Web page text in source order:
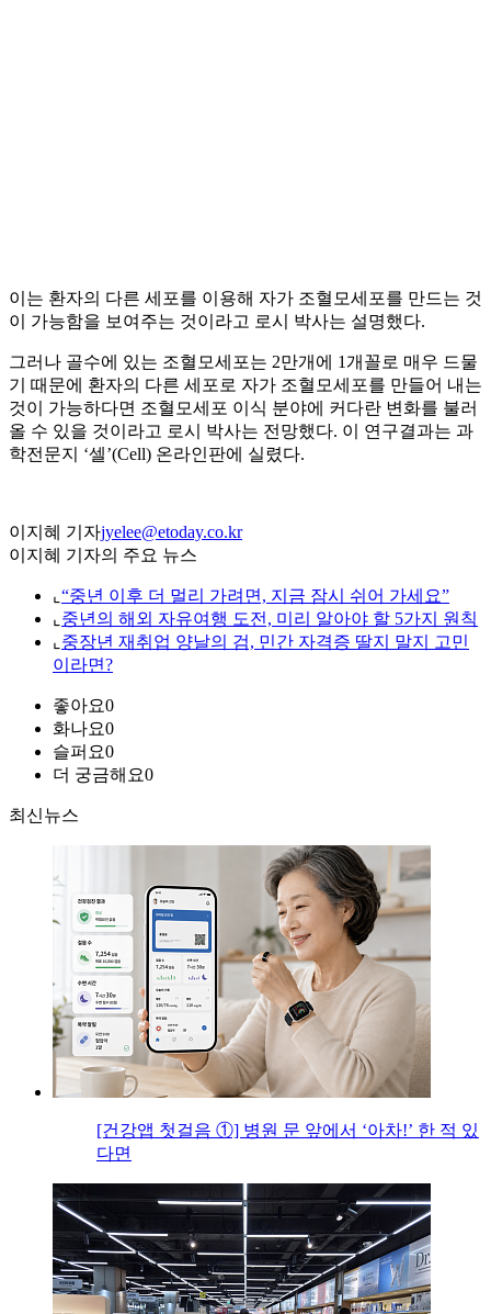
이는 환자의 다른 세포를 이용해 자가 조혈모세포를 만드는 것
이 가능함을 보여주는 것이라고 로시 박사는 설명했다.
그러나 골수에 있는 조혈모세포는 2만개에 1개꼴로 매우 드물
기 때문에 환자의 다른 세포로 자가 조혈모세포를 만들어 내는
것이 가능하다면 조혈모세포 이식 분야에 커다란 변화를 불러
올 수 있을 것이라고 로시 박사는 전망했다. 이 연구결과는 과
학전문지 ‘셀’(Cell) 온라인판에 실렸다.
이지혜 기자jyelee@etoday.co.kr
이지혜 기자의 주요 뉴스
⌞ “중년 이후 더 멀리 가려면, 지금 잠시 쉬어 가세요”
⌞ 중년의 해외 자유여행 도전, 미리 알아야 할 5가지 원칙
⌞ 중장년 재취업 양날의 검, 민간 자격증 딸지 말지 고민
이라면?
좋아요0
화나요0
슬퍼요0
더 궁금해요0
최신뉴스
[건강앱 첫걸음 ①] 병원 문 앞에서 ‘아차!’ 한 적 있
다면